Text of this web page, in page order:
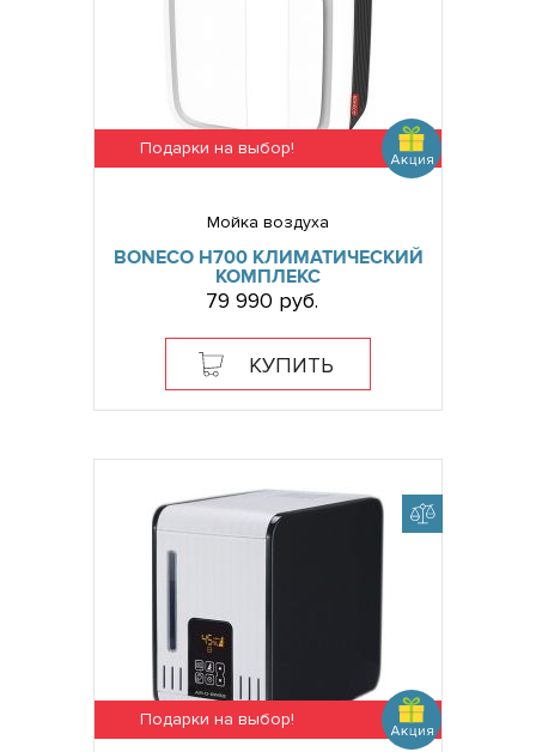
Подарки на выбор!
Мойка воздуха
BONECO H700 КЛИМАТИЧЕСКИЙ
КОМПЛЕКС
79 990 руб.
КУПИТЬ
Подарки на выбор!